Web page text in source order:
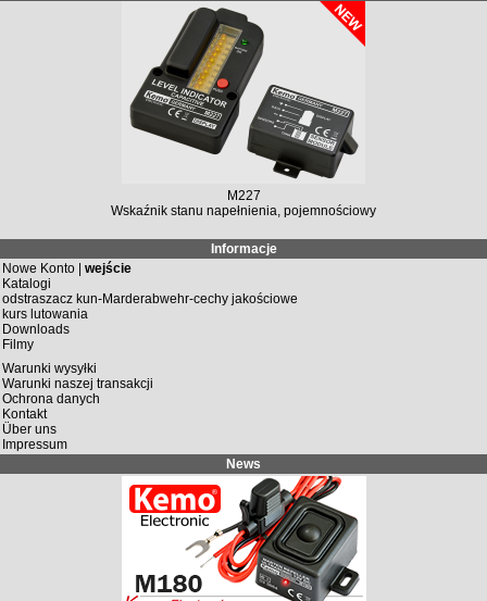
M227
Wskaźnik stanu napełnienia, pojemnościowy
Informacje
Nowe Konto | wejście
Katalogi
odstraszacz kun-Marderabwehr-cechy jakościowe
kurs lutowania
Downloads
Filmy
Warunki wysyłki
Warunki naszej transakcji
Ochrona danych
Kontakt
Über uns
Impressum
News